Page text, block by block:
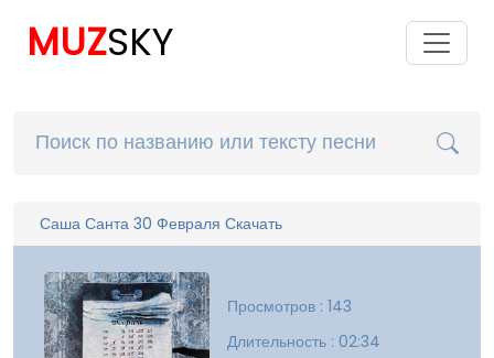
MUZSKY
Саша Санта 30 Февраля Скачать
Просмотров : 143
Длительность : 02:34